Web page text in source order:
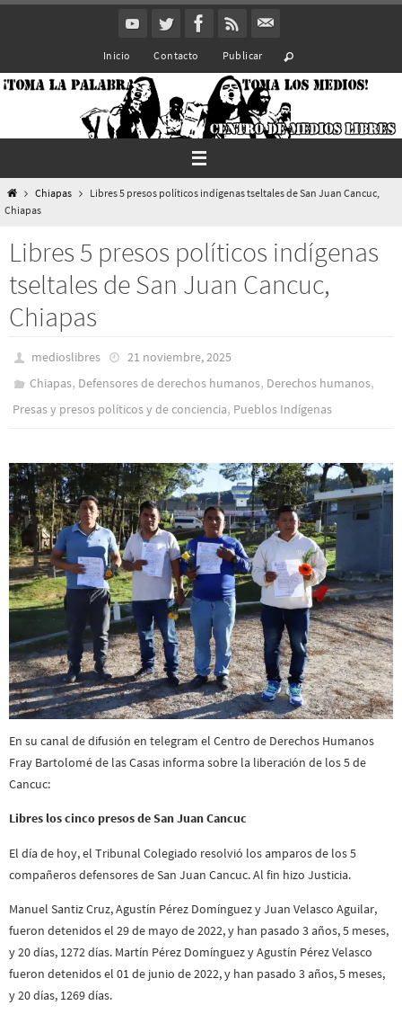
Inicio Contacto Publicar
InicioChiapas
Libres 5 presos políticos indígenas tseltales de San Juan Cancuc,
Chiapas
Libres 5 presos políticos indígenas
tseltales de San Juan Cancuc,
Chiapas
medioslibres
21 noviembre, 2025
Chiapas, Defensores de derechos humanos, Derechos humanos,
Presas y presos polí­ticos y de conciencia, Pueblos Indí­genas
En su canal de difusión en telegram el Centro de Derechos Humanos
Fray Bartolomé de las Casas informa sobre la liberación de los 5 de
Cancuc:
Libres los cinco presos de San Juan Cancuc
El día de hoy, el Tribunal Colegiado resolvió los amparos de los 5
compañeros defensores de San Juan Cancuc. Al fin hizo Justicia.
Manuel Santiz Cruz, Agustín Pérez Domínguez y Juan Velasco Aguilar,
fueron detenidos el 29 de mayo de 2022, y han pasado 3 años, 5 meses,
y 20 días, 1272 días. Martín Pérez Domínguez y Agustín Pérez Velasco
fueron detenidos el 01 de junio de 2022, y han pasado 3 años, 5 meses,
y 20 días, 1269 días.